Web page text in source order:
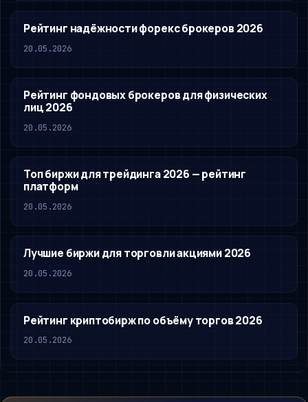
Рейтинг надёжности форекс брокеров 2026
20.05.2026
Рейтинг фондовых брокеров для физических
лиц 2026
20.05.2026
Топ биржи для трейдинга 2026 — рейтинг
платформ
20.05.2026
Лучшие биржи для торговли акциями 2026
20.05.2026
Рейтинг криптобирж по объёму торгов 2026
20.05.2026